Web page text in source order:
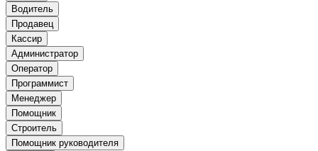
Водитель
Продавец
Кассир
Администратор
Оператор
Программист
Менеджер
Помощник
Строитель
Помощник руководителя